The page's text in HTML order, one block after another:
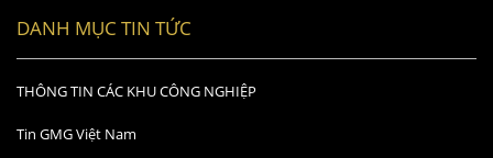
DANH MỤC TIN TỨC
THÔNG TIN CÁC KHU CÔNG NGHIỆP
Tin GMG Việt Nam